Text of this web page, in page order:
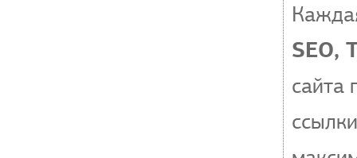
SEO,
сайта